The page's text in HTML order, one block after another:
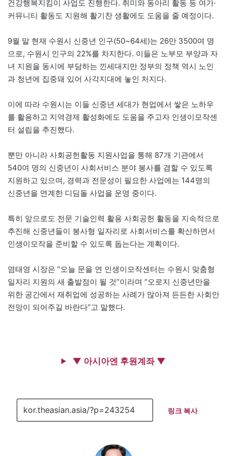
건강행복지킴이 사업도 진행한다. 취미와 동아리 활동 등 여가·
커뮤니티 활동도 지원해 활기찬 생활에도 도움을 줄 예정이다.
9월 말 현재 수원시 신중년 인구(50~64세)는 26만 3500여 명
으로, 수원시 인구의 22%를 차지한다. 이들은 노부모 부양과 자
녀 지원을 동시에 부담하는 낀세대지만 정부의 정책 역시 노인
과 청년에 집중돼 있어 사각지대에 놓인 처지다.
이에 따라 수원시는 이들 신중년 세대가 현업에서 쌓은 노하우
를 활용하고 지역경제 활성화에도 도움을 주고자 인생이모작센
터 설립을 추진했다.
뿐만 아니라 사회공헌활동 지원사업을 통해 87개 기관에서
540여 명의 신중년이 사회서비스 분야 봉사를 겸할 수 있도록
지원하고 있으며, 경력과 전문성이 필요한 사업에는 144명의
신중년을 연계한 디딤돌 사업을 운영 중이다.
특히 앞으로도 전문 기술인력 활용 사회공헌 활동을 지속적으로
추진해 신중년들이 봉사형 일자리로 사회서비스를 확산하면서
인생이모작을 준비할 수 있도록 돕는다는 계획이다.
염태영 시장은 “오늘 문을 연 인생이모작센터는 수원시 맞춤형
일자리 지원의 새 출발점이 될 것”이라며 “오로지 신중년만을
위한 공간에서 재취업에 성공하는 사례가 많아져 든든한 사회안
전망이 되어주길 바란다”고 말했다.
▼ 아시아엔 후원계좌 ▼
링크 복사